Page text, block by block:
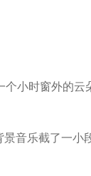
小时窗外的云
音乐截了一小